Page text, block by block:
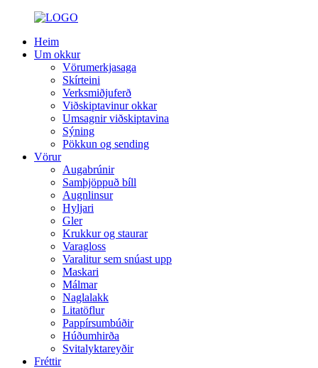
Heim
Um okkur
Vörumerkjasaga
Skírteini
Verksmiðjuferð
Viðskiptavinur okkar
Umsagnir viðskiptavina
Sýning
Pökkun og sending
Vörur
Augabrúnir
Samþjöppuð bíll
Augnlinsur
Hyljari
Gler
Krukkur og staurar
Varagloss
Varalitur sem snúast upp
Maskari
Málmar
Naglalakk
Litatöflur
Pappírsumbúðir
Húðumhirða
Svitalyktareyðir
Fréttir